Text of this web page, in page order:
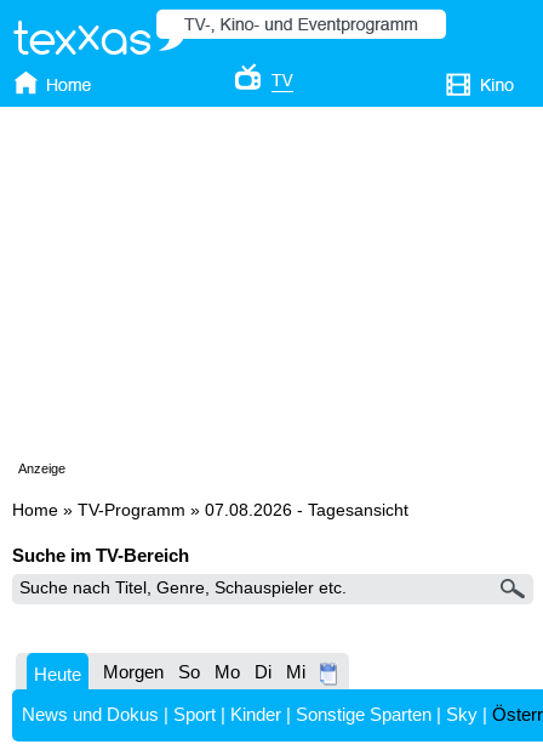
Anzeige
Home » TV-Programm » 07.08.2026 - Tagesansicht
Suche im TV-Bereich
Heute Morgen So Mo Di Mi
News und Dokus | Sport | Kinder | Sonstige Sparten | Sky |